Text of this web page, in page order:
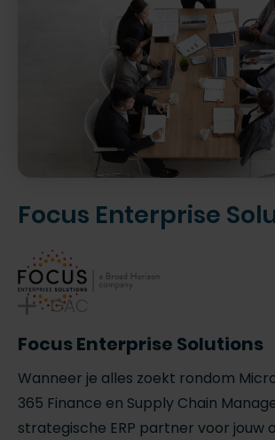
Focus Enterprise
GAC
Focus Enterprise Solutions
Wanneer je alles zoekt rondom
365 Finance en Supply Chain
strategische ERP partner voor jouw